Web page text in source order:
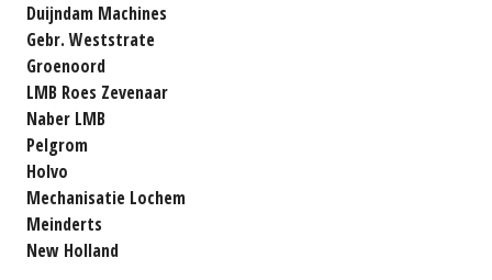
Duijndam Machines
Gebr. Weststrate
Groenoord
LMB Roes Zevenaar
Naber LMB
Pelgrom
Holvo
Mechanisatie Lochem
Meinderts
New Holland